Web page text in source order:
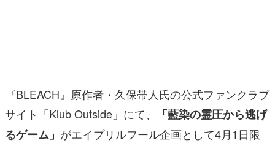
その他
電ファミニコゲーマーとは？
『BLEACH』原作者・久保帯人氏の公式ファンクラブ
サイト「Klub Outside」にて、
「藍染の霊圧から逃げ
るゲーム」 がエイプリルフール企画として4月1日限